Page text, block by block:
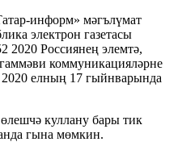
информ» мәгълүмат
электрон газетасы
Россиянең элемтә,
коммуникацияләрне
2020 елның 17 гыйнварында
куллану бары тик
гына мөмкин.